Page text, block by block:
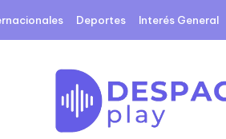
Deportes Interés General